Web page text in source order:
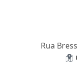
Rua